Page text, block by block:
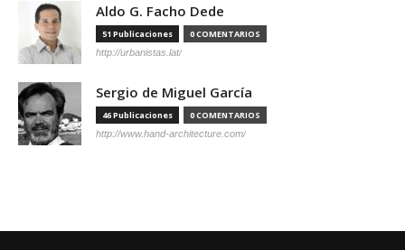
Aldo G. Facho Dede
51 Publicaciones 0 COMENTARIOS
http://urbanistas.lat/
Sergio de Miguel García
46 Publicaciones 0 COMENTARIOS
http://www.hand-architecture.com/